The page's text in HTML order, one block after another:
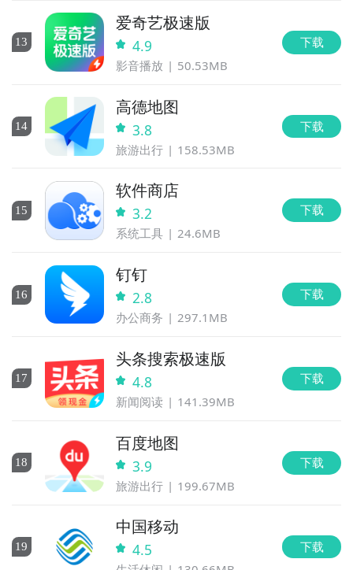
13
爱奇艺极速版
4.9
影音播放 50.53MB
下载
14
高德地图
3.8
旅游出行 158.53MB
下载
15
软件商店
3.2
系统工具 24.6MB
下载
16
钉钉
2.8
办公商务 297.1MB
下载
17
头条搜索极速版
4.8
新闻阅读 141.39MB
下载
18
百度地图
3.9
旅游出行 199.67MB
下载
19
中国移动
4.5 下载